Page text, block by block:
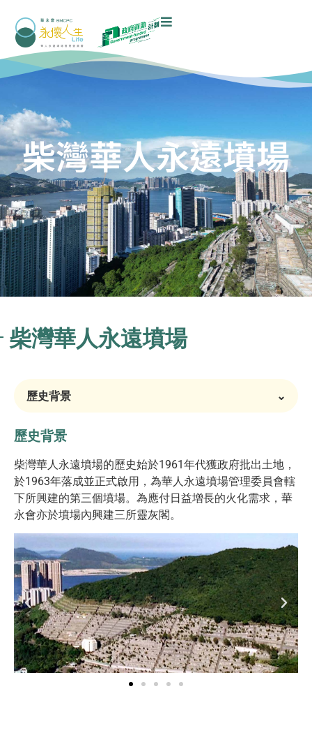
柴灣華人永遠墳場
柴灣華人永遠墳場
歷史背景 ⌄
歷史背景
柴灣華人永遠墳場的歷史始於1961年代獲政府批出土地，
於1963年落成並正式啟用，為華人永遠墳場管理委員會轄
下所興建的第三個墳場。為應付日益增長的火化需求，華
永會亦於墳場內興建三所靈灰閣。